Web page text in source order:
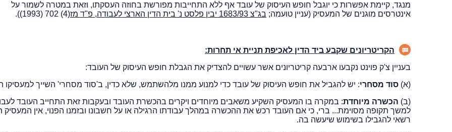
מנגד, קיימת אפשרות כי יוגבל חופש העיסוק של עובד אף ללא התחייבות מפורשת בחוזה העסקתו, וזאת במטרה לשמור על
אינטרסים מוגנים של המעסיק (עניין טועמה; בג"צ 1683/93 יבין פלסט נ' בית הדין הארצי לעבודה, פ"ד מז (4) 702 (1993)).
הקריטריונים שקבע ביד הדין לאכיפת תניית אי תחרות:
בעניין צ'ק פוינט נקבעו ארבעה קריטריונים אשר עשויים להצדיק את הגבלת חופש העיסוק של העובד:
(א) סוד מסחרי: יש להגביל את חופש העיסוק של עובד כדי למנוע ממנו מלהשתמש, שלא כדין, ב'סוד מסחרי' השייך למעסיקו
(ב) הכשרה מיוחדת: במקרה בו המעסיק השקיע משאבים מיוחדים ויקרים בהכשרת העובד ובעקבות זאת התחייב העובד
למשך תקופה מסוימת... ברי, כי אם העובד רכש את ההכשרה במהלך עבודתו הרגילה או על חשבונו ובזמנו הפנוי, אין המעסיק
רשאי להגבילו בשימוש שיעשה בה.